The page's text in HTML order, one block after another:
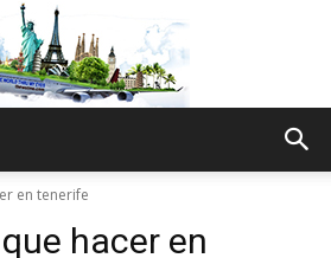
en tenerife
hacer en